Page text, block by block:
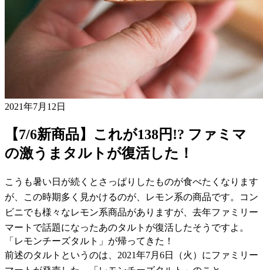
2021年7月12日
【7/6新商品】これが138円!? ファミマ
の激うまタルトが復活した！
こうも暑い日が続くとさっぱりしたものが食べたくなります
が、この時期多く見かけるのが、レモン系の商品です。コン
ビニでも様々なレモン系商品がありますが、去年ファミリー
マートで話題になったあのタルトが復活したそうですよ。
「レモンチーズタルト」が帰ってきた！
前述のタルトというのは、2021年7月6日（火）にファミリー